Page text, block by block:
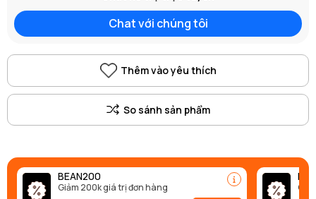
Chat với chúng tôi
Thêm vào yêu thích
BEAN200
Giảm 200k giá trị đơn hàng